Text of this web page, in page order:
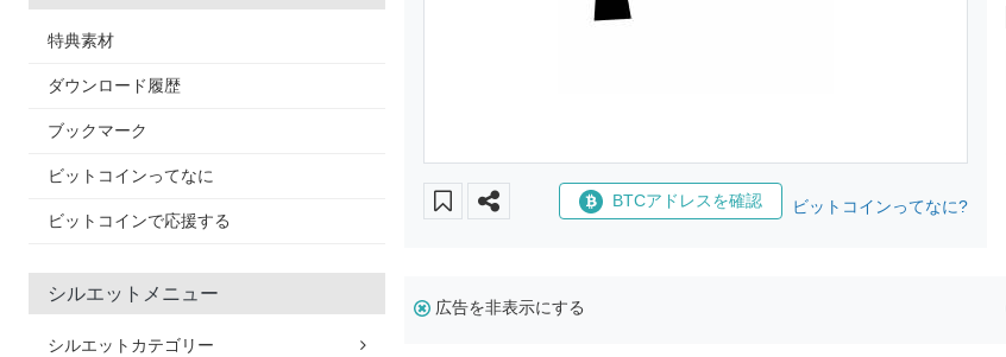
特典素材
ダウンロード履歴
ブックマーク
ビットコインってなに
ビットコインで応援する
シルエットメニュー
シルエットカテゴリー
BTCアドレスを確認 ビットコインってなに?
広告を非表示にする